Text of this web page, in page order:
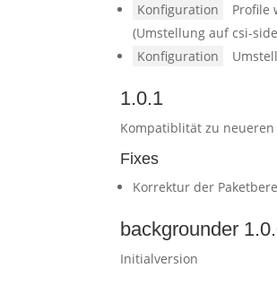
Konfiguration
Profile
(Umstellung auf csi-
Konfiguration
1.0.1
Kompatiblität zu neueren
Fixes
Korrektur der
backgrounder
Initialversion